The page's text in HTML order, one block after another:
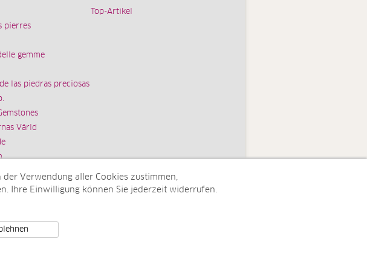
pierres
gemme
las piedras preciosas
Värld
Top-Artikel
Verwendung aller Cookies zustimmen,
Ihre Einwilligung können Sie jederzeit widerrufen.